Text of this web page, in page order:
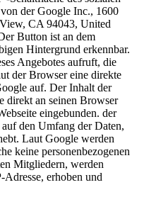
der Google Inc., 1600
CA 94043, United
Button ist an dem
Hintergrund erkennbar.
Angebotes aufruft, die
der Browser eine direkte
auf. Der Inhalt der
direkt an seinen Browser
eingebunden. der
den Umfang der Daten,
Laut Google werden
keine personenbezogenen
Mitgliedern, werden
Adresse, erhoben und